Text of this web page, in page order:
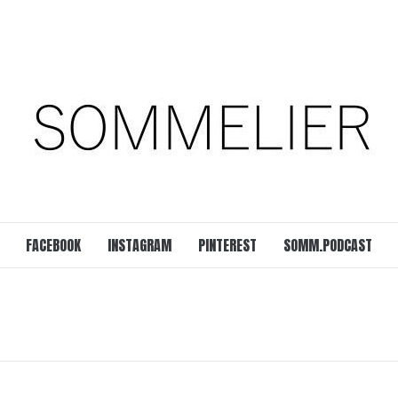
FACEBOOK INSTAGRAM PINTEREST SOMM.PODCAST